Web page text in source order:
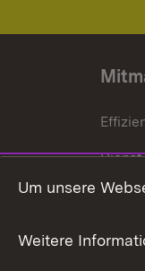
Um unsere
Weitere